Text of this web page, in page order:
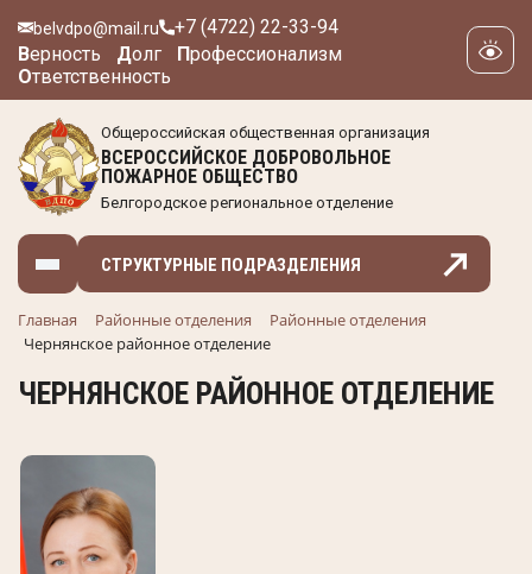
belvdpo@mail.ru
+7 (4722) 22-33-94
Верность Долг Профессионализм
Ответственность
Общероссийская общественная организация
ВСЕРОССИЙСКОЕ ДОБРОВОЛЬНОЕ
ПОЖАРНОЕ ОБЩЕСТВО
Белгородское региональное отделение
СТРУКТУРНЫЕ ПОДРАЗДЕЛЕНИЯ
Главная Районные отделения
Районные отделения
Чернянское районное отделение
ЧЕРНЯНСКОЕ РАЙОННОЕ ОТДЕЛЕНИЕ